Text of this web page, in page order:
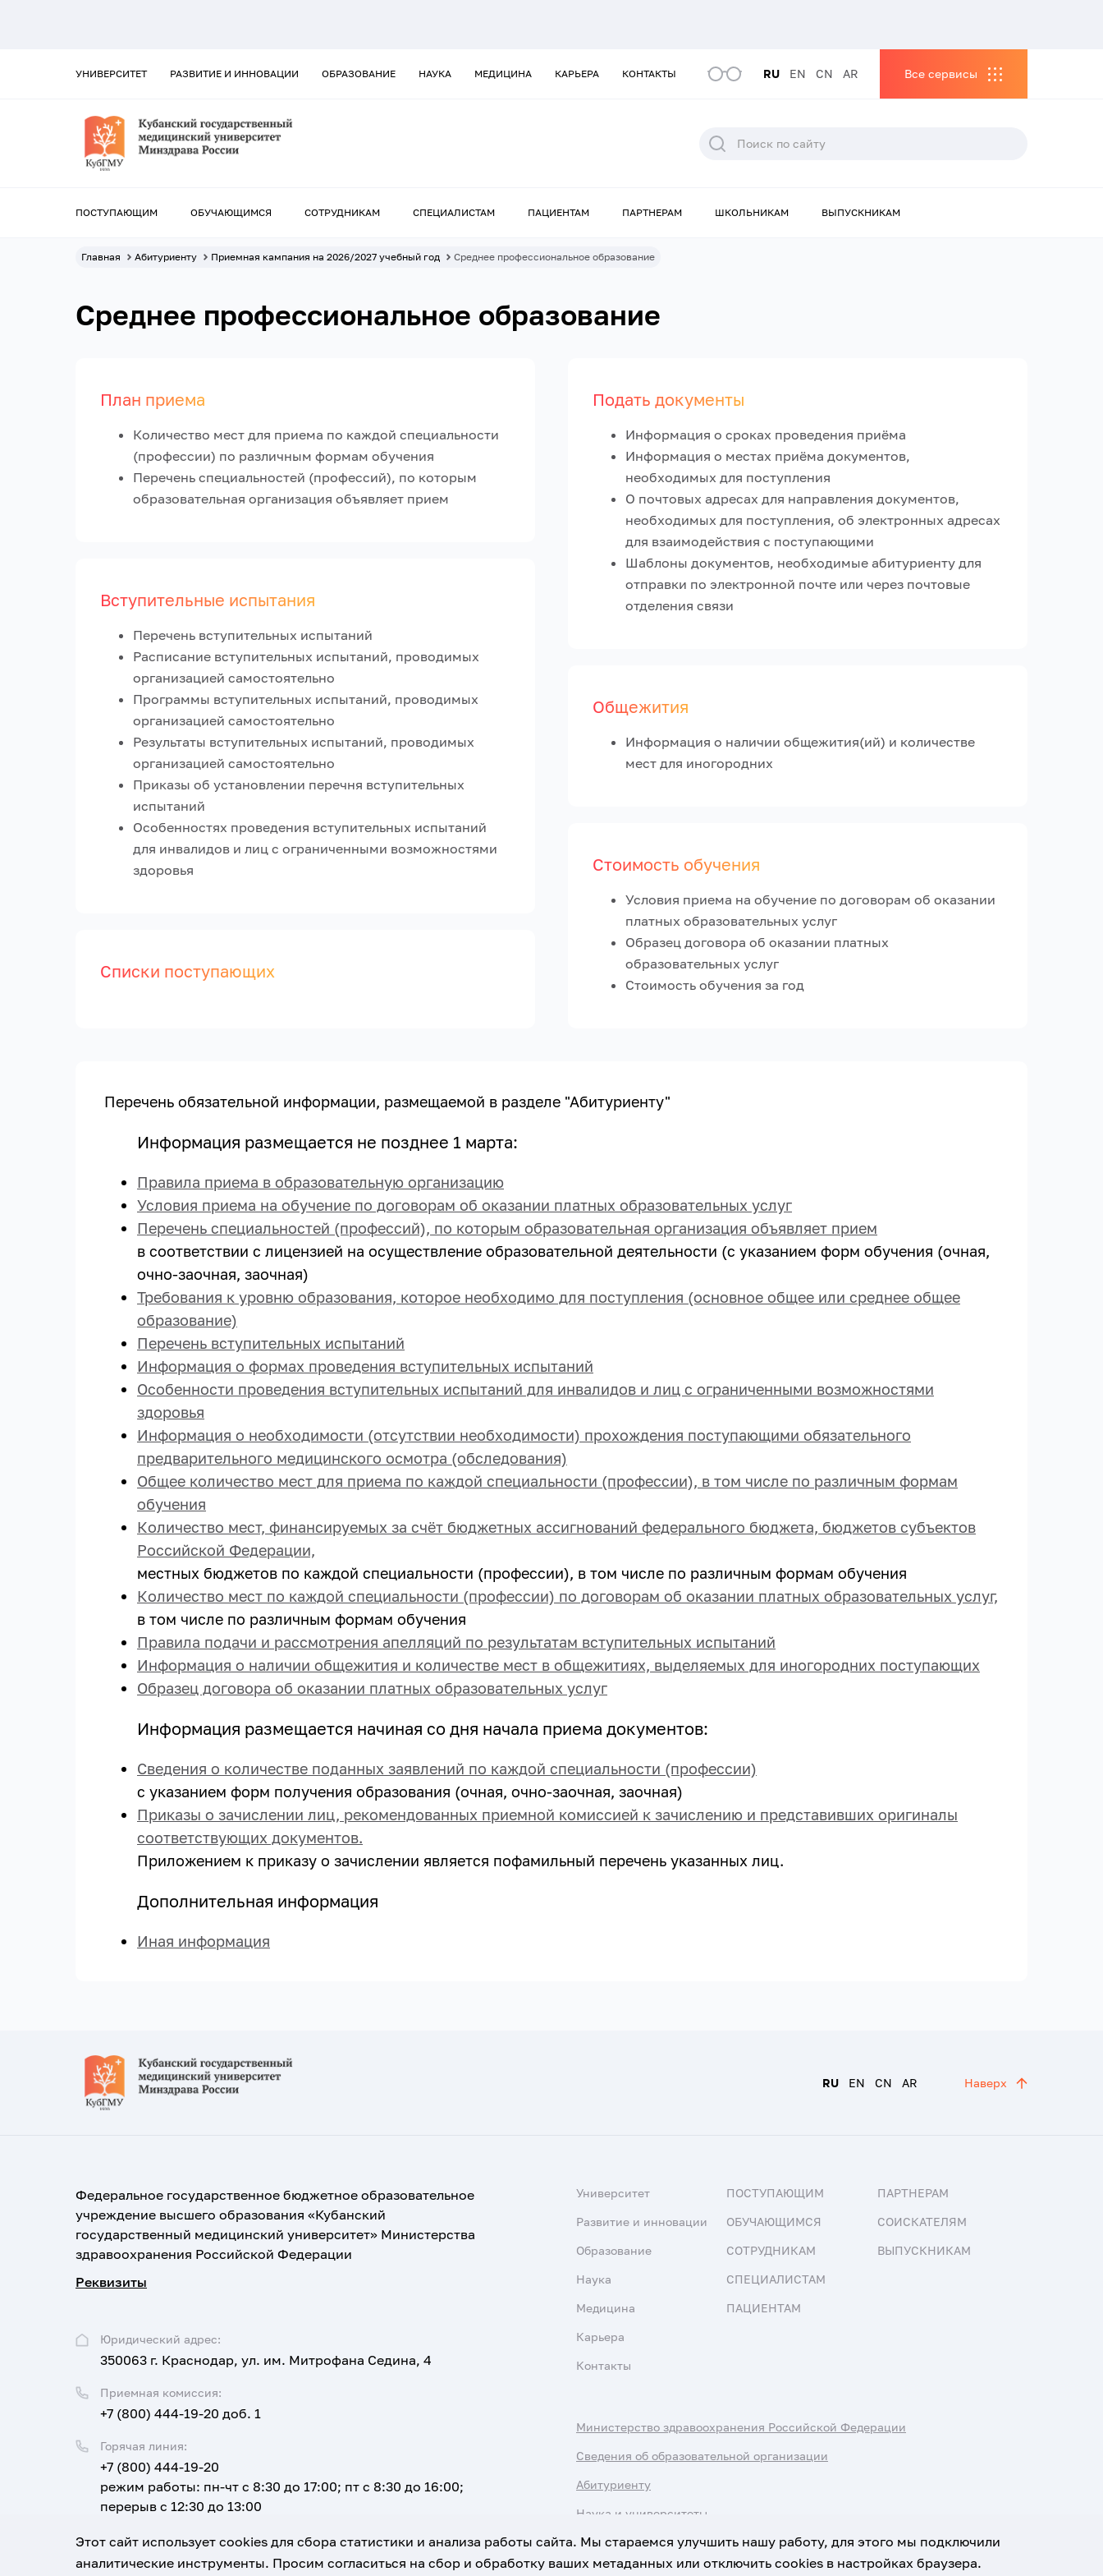
УНИВЕРСИТЕТ РАЗВИТИЕ И ИННОВАЦИИ ОБРАЗОВАНИЕ НАУКА МЕДИЦИНА КАРЬЕРА КОНТАКТЫ RU EN CN AR Все сервисы
ПОСТУПАЮЩИМ ОБУЧАЮЩИМСЯ СОТРУДНИКАМ СПЕЦИАЛИСТАМ ПАЦИЕНТАМ ПАРТНЕРАМ ШКОЛЬНИКАМ ВЫПУСКНИКАМ
Главная Абитуриенту Приемная кампания на 2026/2027 учебный год Среднее профессиональное образование
Среднее профессиональное образование
План приема
Количество мест для приема по каждой специальности
(профессии) по различным формам обучения
Перечень специальностей (профессий), по которым
образовательная организация объявляет прием
Подать документы
Информация о сроках проведения приёма
Информация о местах приёма документов,
необходимых для поступления
О почтовых адресах для направления документов,
необходимых для поступления, об электронных адресах
для взаимодействия с поступающими
Шаблоны документов, необходимые абитуриенту для
отправки по электронной почте или через почтовые
отделения связи
Вступительные испытания
Перечень вступительных испытаний
Расписание вступительных испытаний, проводимых
организацией самостоятельно
Программы вступительных испытаний, проводимых
организацией самостоятельно
Результаты вступительных испытаний, проводимых
организацией самостоятельно
Приказы об установлении перечня вступительных
испытаний
Особенностях проведения вступительных испытаний
для инвалидов и лиц с ограниченными возможностями
здоровья
Общежития
Информация о наличии общежития(ий) и количестве
мест для иногородних
Стоимость обучения
Условия приема на обучение по договорам об оказании
платных образовательных услуг
Образец договора об оказании платных
образовательных услуг
Стоимость обучения за год
Списки поступающих
Перечень обязательной информации, размещаемой в разделе "Абитуриенту"
Информация размещается не позднее 1 марта:
Правила приема в образовательную организацию
Условия приема на обучение по договорам об оказании платных образовательных услуг
Перечень специальностей (профессий), по которым образовательная организация объявляет прием
в соответствии с лицензией на осуществление образовательной деятельности (с указанием форм обучения (очная,
очно-заочная, заочная)
Требования к уровню образования, которое необходимо для поступления (основное общее или среднее общее
образование)
Перечень вступительных испытаний
Информация о формах проведения вступительных испытаний
Особенности проведения вступительных испытаний для инвалидов и лиц с ограниченными возможностями
здоровья
Информация о необходимости (отсутствии необходимости) прохождения поступающими обязательного
предварительного медицинского осмотра (обследования)
Общее количество мест для приема по каждой специальности (профессии), в том числе по различным формам
обучения
Количество мест, финансируемых за счёт бюджетных ассигнований федерального бюджета, бюджетов субъектов
Российской Федерации,
местных бюджетов по каждой специальности (профессии), в том числе по различным формам обучения
Количество мест по каждой специальности (профессии) по договорам об оказании платных образовательных услуг,
в том числе по различным формам обучения
Правила подачи и рассмотрения апелляций по результатам вступительных испытаний
Информация о наличии общежития и количестве мест в общежитиях, выделяемых для иногородних поступающих
Образец договора об оказании платных образовательных услуг
Информация размещается начиная со дня начала приема документов:
Сведения о количестве поданных заявлений по каждой специальности (профессии)
с указанием форм получения образования (очная, очно-заочная, заочная)
Приказы о зачислении лиц, рекомендованных приемной комиссией к зачислению и представивших оригиналы
соответствующих документов.
Приложением к приказу о зачислении является пофамильный перечень указанных лиц.
Дополнительная информация
Иная информация
RU EN CN AR Наверх
Федеральное государственное бюджетное образовательное
учреждение высшего образования «Кубанский
государственный медицинский университет» Министерства
здравоохранения Российской Федерации
Реквизиты
Юридический адрес:
350063 г. Краснодар, ул. им. Митрофана Седина, 4
Приемная комиссия:
+7 (800) 444-19-20 доб. 1
Горячая линия:
+7 (800) 444-19-20
режим работы: пн-чт с 8:30 до 17:00; пт с 8:30 до 16:00;
перерыв с 12:30 до 13:00
Email:
corpus@ksma.ru
Университет
Развитие и инновации
Образование
Наука
Медицина
Карьера
Контакты
ПОСТУПАЮЩИМ
ОБУЧАЮЩИМСЯ
СОТРУДНИКАМ
СПЕЦИАЛИСТАМ
ПАЦИЕНТАМ
ПАРТНЕРАМ
СОИСКАТЕЛЯМ
ВЫПУСКНИКАМ
Министерство здравоохранения Российской Федерации
Сведения об образовательной организации
Абитуриенту
Наука и университеты
Этот сайт использует cookies для сбора статистики и анализа работы сайта. Мы стараемся улучшить нашу работу, для этого мы подключили
аналитические инструменты. Просим согласиться на сбор и обработку ваших метаданных или отключить cookies в настройках браузера.